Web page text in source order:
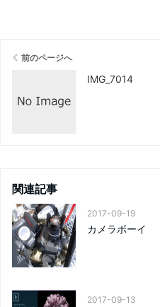
前のページへ
IMG_7014
関連記事
2017-09-19
カメラボーイ
2017-09-13